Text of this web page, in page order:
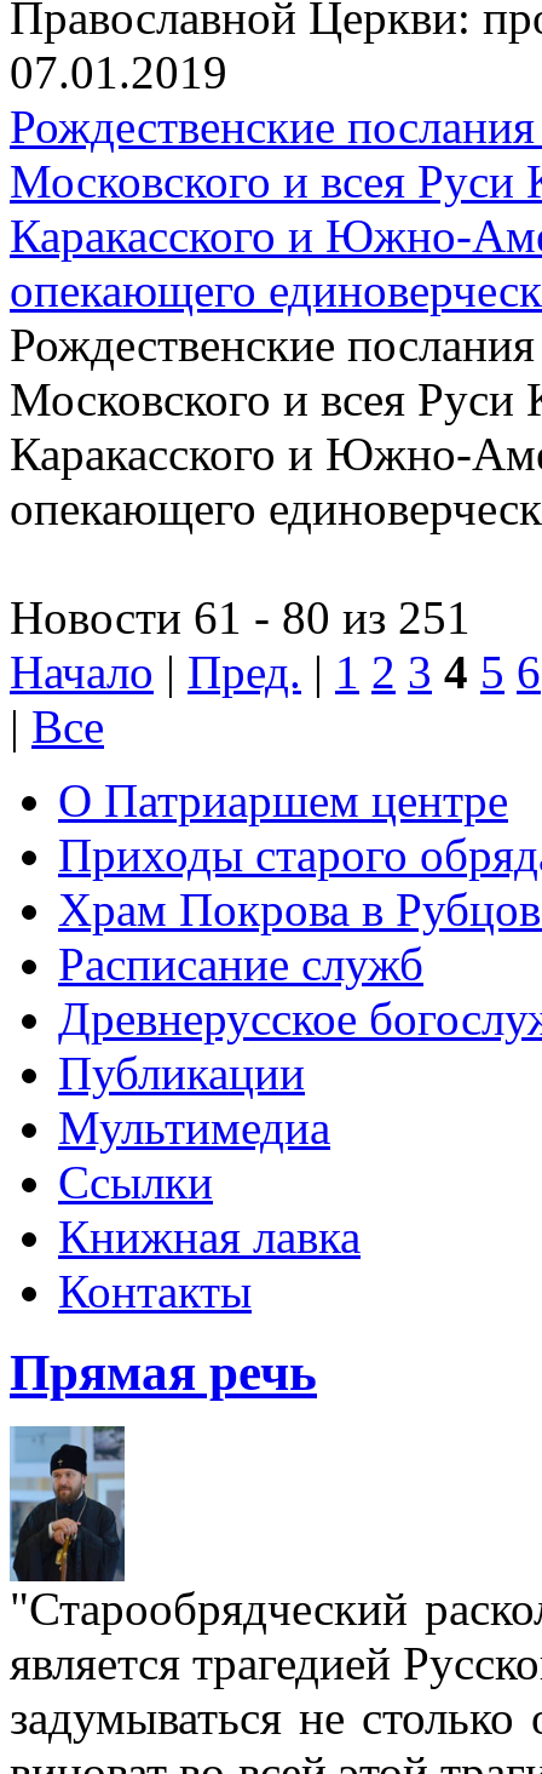
Православной Церкви:
07.01.2019
Рождественские
Московского и всея Руси
Каракасского и Южно-
опекающего
Рождественские
Московского и всея Руси
Каракасского и Южно-
опекающего
Новости 61 - 80 из 251
Начало | Пред. | 1 2 3 4 5 6
| Все
О Патриаршем центре
Приходы старого
Храм Покрова в
Расписание служб
Древнерусское
Публикации
Мультимедиа
Ссылки
Книжная лавка
Контакты
Прямая речь
"Старообрядческий
является трагедией
задумываться не